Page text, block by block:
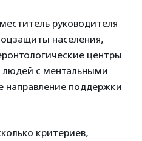
руководителя
населения,
центры
с ментальными
направление поддержки
критериев,